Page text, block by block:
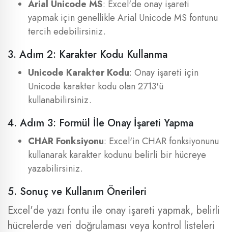
Arial Unicode MS: Excel'de onay işareti
yapmak için genellikle Arial Unicode MS fontunu
tercih edebilirsiniz.
3. Adım 2: Karakter Kodu Kullanma
Unicode Karakter Kodu: Onay işareti için
Unicode karakter kodu olan 2713'ü
kullanabilirsiniz.
4. Adım 3: Formül İle Onay İşareti Yapma
CHAR Fonksiyonu: Excel'in CHAR fonksiyonunu
kullanarak karakter kodunu belirli bir hücreye
yazabilirsiniz.
5. Sonuç ve Kullanım Önerileri
Excel'de yazı fontu ile onay işareti yapmak, belirli
hücrelerde veri doğrulaması veya kontrol listeleri